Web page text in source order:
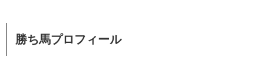
勝ち馬プロフィール